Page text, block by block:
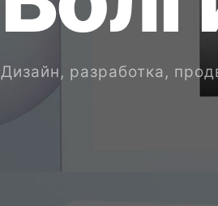
Дизайн, разработка,